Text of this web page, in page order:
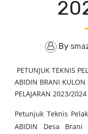
By
PETUNJUK TEKNIS
ABIDIN BRANI
PELAJARAN 2023/2024
Petunjuk Teknis
ABIDIN Desa